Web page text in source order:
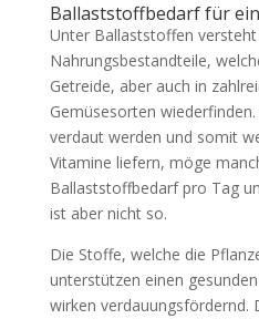
Ballaststoffbedarf für
Unter Ballaststoffen
Nahrungsbestandteile,
Getreide, aber auch in
Gemüsesorten
verdaut werden und somit
Vitamine liefern, möge
Ballaststoffbedarf pro Tag
ist aber nicht so.
Die Stoffe, welche die
unterstützen einen
wirken verdauungsfördernd.